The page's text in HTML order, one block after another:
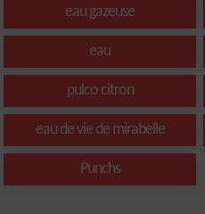
eau gazeuse
eau
pulco citron
eau de vie de mirabelle
Punchs